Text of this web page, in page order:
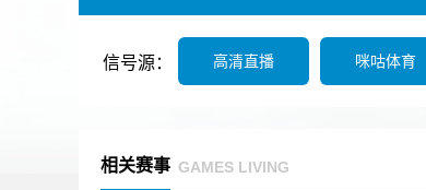
信号源： 高清直播 咪咕体育
相关赛事 GAMES LIVING